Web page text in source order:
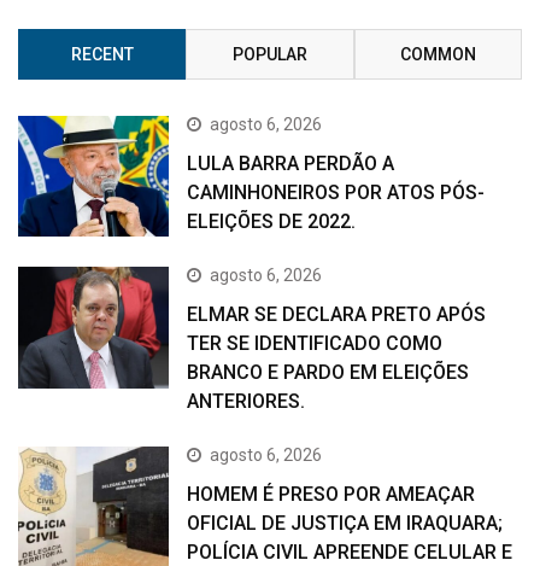
RECENT POPULAR COMMON
agosto 6, 2026
LULA BARRA PERDÃO A
CAMINHONEIROS POR ATOS PÓS-
ELEIÇÕES DE 2022.
agosto 6, 2026
ELMAR SE DECLARA PRETO APÓS
TER SE IDENTIFICADO COMO
BRANCO E PARDO EM ELEIÇÕES
ANTERIORES.
agosto 6, 2026
HOMEM É PRESO POR AMEAÇAR
OFICIAL DE JUSTIÇA EM IRAQUARA;
POLÍCIA CIVIL APREENDE CELULAR E